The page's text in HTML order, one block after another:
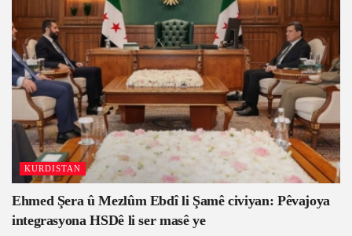
KURDISTAN
Ehmed Şera û Mezlûm Ebdî li Şamê civiyan: Pêvajoya
integrasyona HSDê li ser masê ye